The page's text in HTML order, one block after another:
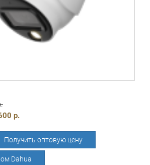
р.
Получить оптовую цену
Dahua